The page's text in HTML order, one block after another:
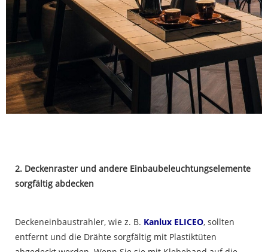
2. Deckenraster und andere Einbaubeleuchtungselemente
sorgfältig abdecken
Deckeneinbaustrahler, wie z. B. Kanlux ELICEO, sollten
entfernt und die Drähte sorgfältig mit Plastiktüten